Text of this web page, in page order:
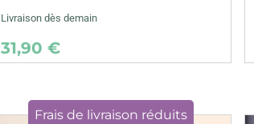
Livraison dès demain
31,90 €
Frais de livraison réduits